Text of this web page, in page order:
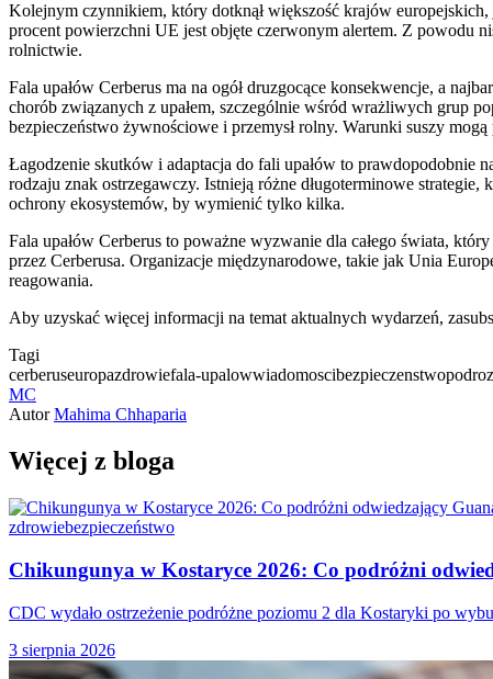
Kolejnym czynnikiem, który dotknął większość krajów
procent powierzchni UE jest objęte czerwonym alertem. Z powodu
rolnictwie.
Fala upałów Cerberus ma na ogół druzgocące konsekwencje, a
chorób związanych z upałem, szczególnie wśród wrażliwych grup
bezpieczeństwo żywnościowe i przemysł rolny. Warunki suszy
Łagodzenie skutków i adaptacja do fali upałów to prawdopodobnie
rodzaju znak ostrzegawczy. Istnieją różne długoterminowe
ochrony ekosystemów, by wymienić tylko kilka.
Fala upałów Cerberus to poważne wyzwanie dla całego świata,
przez Cerberusa. Organizacje międzynarodowe, takie jak Unia
reagowania.
Aby uzyskać więcej informacji na temat aktualnych wydarzeń,
Tagi
cerberuseuropazdrowiefala-upalowwiadomoscibezpieczenstwopodroz
MC
Autor Mahima Chhaparia
Więcej z bloga
zdrowiebezpieczeństwo
Chikungunya w Kostaryce 2026: Co podróżni
CDC wydało ostrzeżenie podróżne poziomu 2 dla Kostaryki po
3 sierpnia 2026